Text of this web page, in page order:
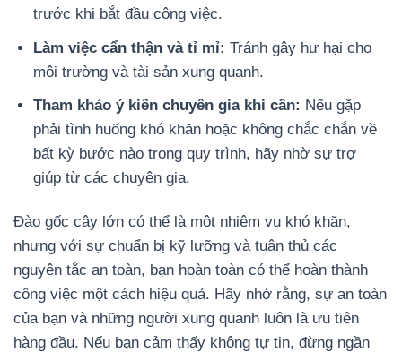
trước khi bắt đầu công việc.
Làm việc cẩn thận và tỉ mỉ: Tránh gây hư hại cho
môi trường và tài sản xung quanh.
Tham khảo ý kiến chuyên gia khi cần: Nếu gặp
phải tình huống khó khăn hoặc không chắc chắn về
bất kỳ bước nào trong quy trình, hãy nhờ sự trợ
giúp từ các chuyên gia.
Đào gốc cây lớn có thể là một nhiệm vụ khó khăn,
nhưng với sự chuẩn bị kỹ lưỡng và tuân thủ các
nguyên tắc an toàn, bạn hoàn toàn có thể hoàn thành
công việc một cách hiệu quả. Hãy nhớ rằng, sự an toàn
của bạn và những người xung quanh luôn là ưu tiên
hàng đầu. Nếu bạn cảm thấy không tự tin, đừng ngần